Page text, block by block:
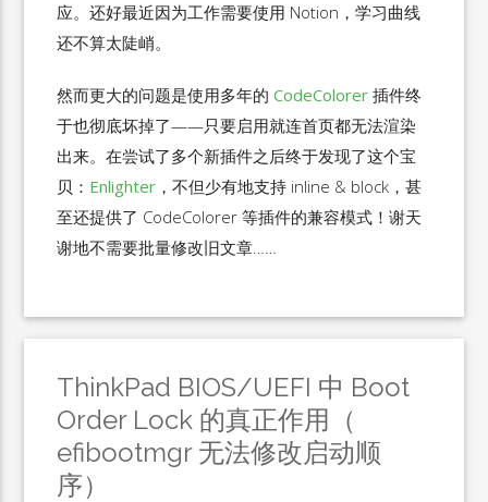
应。还好最近因为工作需要使用 Notion，学习曲线
还不算太陡峭。
然而更大的问题是使用多年的CodeColorer 插件终
于也彻底坏掉了——只要启用就连首页都无法渲染
出来。在尝试了多个新插件之后终于发现了这个宝
贝： Enlighter ，不但少有地支持 inline & block，甚
至还提供了 CodeColorer 等插件的兼容模式！谢天
谢地不需要批量修改旧文章……
ThinkPad BIOS/UEFI 中 Boot
Order Lock 的真正作用（
efibootmgr 无法修改启动顺
序）